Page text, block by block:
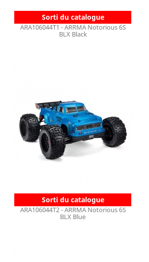
Sorti du catalogue
ARA106044T1 - ARRMA Notorious 6S
BLX Black
Sorti du catalogue
ARA106044T2 - ARRMA Notorious 6S
BLX Blue